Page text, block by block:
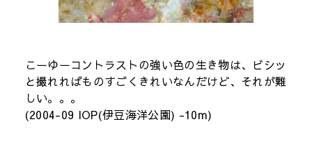
こーゆーコントラストの強い色の生き物は、ビシッ
と撮れればものすごくきれいなんだけど、それが難
しい。。。
(2004-09 IOP(伊豆海洋公園) -10m)